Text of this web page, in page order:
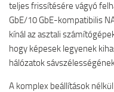
teljes frissítésére vágyó
GbE/10 GbE-kompatibilis
kínál az asztali
hogy képesek legyenek
hálózatok
A komplex beállítások